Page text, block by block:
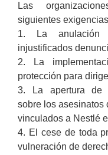
Las
siguientes
1. La anulación
injustificados
2. La
protección para
3. La apertura de
sobre los asesinatos
vinculados a Nestlé
4. El cese de toda
vulneración de